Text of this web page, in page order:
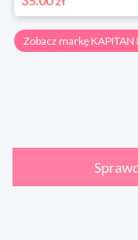
Zobacz markę